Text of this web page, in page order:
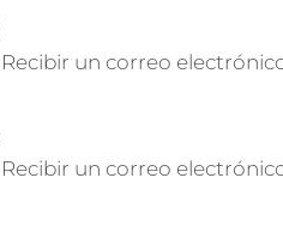
Recibir un correo
Recibir un correo